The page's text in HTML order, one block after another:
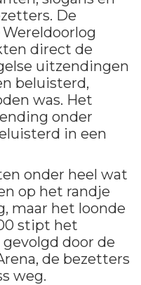
De
direct de
uitzendingen
beluisterd,
was. Het
onder
in een
onder heel wat
op het randje
maar het loonde
stipt het
door de
de bezetters
weg.